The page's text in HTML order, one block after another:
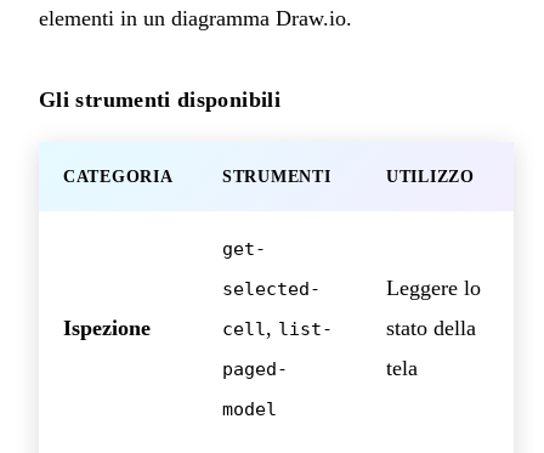
elementi in un diagramma Draw.io.
Gli strumenti disponibili
CATEGORIA STRUMENTI UTILIZZO
Ispezione
get-
selected-
cell , list-
paged-
model
Leggere lo
stato della
tela